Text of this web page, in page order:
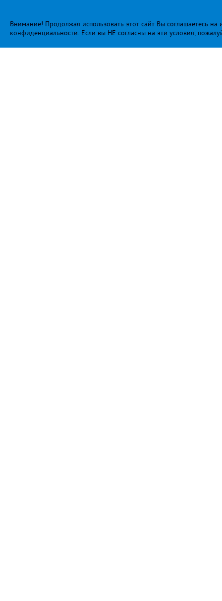
Внимание! Продолжая использовать этот сайт Вы соглашаетесь
конфиденциальности. Если вы НЕ согласны на эти условия,